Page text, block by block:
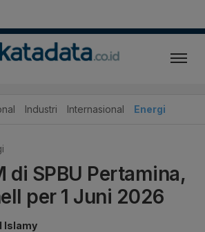
Industri Internasional Energi
di SPBU Pertamina,
per 1 Juni 2026
Islamy